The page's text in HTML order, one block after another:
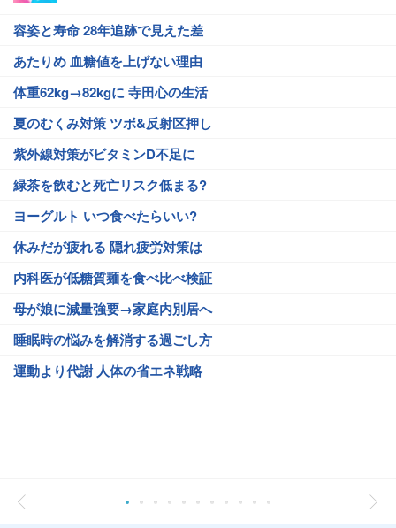
容姿と寿命 28年追跡で見えた差
あたりめ 血糖値を上げない理由
体重62kg→82kgに 寺田心の生活
夏のむくみ対策 ツボ&反射区押し
紫外線対策がビタミンD不足に
緑茶を飲むと死亡リスク低まる?
ヨーグルト いつ食べたらいい?
休みだが疲れる 隠れ疲労対策は
内科医が低糖質麺を食べ比べ検証
母が娘に減量強要→家庭内別居へ
睡眠時の悩みを解消する過ごし方
運動より代謝 人体の省エネ戦略